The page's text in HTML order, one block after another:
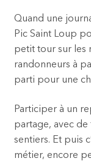
Quand une
Pic Saint Loup
petit tour sur les
randonneurs à
parti pour une
Participer à un
partage, avec de
sentiers. Et puis
métier, encore